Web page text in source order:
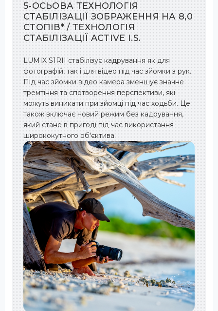
5-ОСЬОВА ТЕХНОЛОГІЯ
СТАБІЛІЗАЦІЇ ЗОБРАЖЕННЯ НА 8,0
СТОПІВ* / ТЕХНОЛОГІЯ
СТАБІЛІЗАЦІЇ ACTIVE I.S.
LUMIX S1RII стабілізує кадрування як для
фотографій, так і для відео під час зйомки з рук.
Під час зйомки відео камера зменшує значне
тремтіння та спотворення перспективи, які
можуть виникати при зйомці під час ходьби. Це
також включає новий режим без кадрування,
який стане в пригоді під час використання
ширококутного об'єктива.